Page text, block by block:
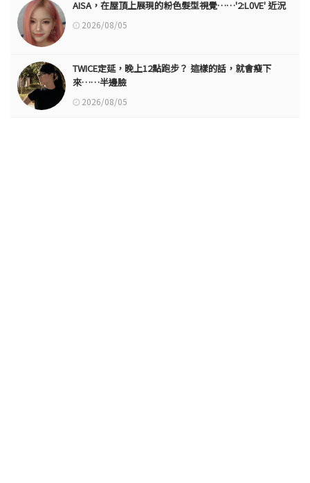
AISA，在屋頂上展現的粉色髮型視覺……'2:L0VE' 近況
2026/08/05
TWICE定延，晚上12點跑步？ 這樣的話，就會瘦下
來……半邊臉
2026/08/05